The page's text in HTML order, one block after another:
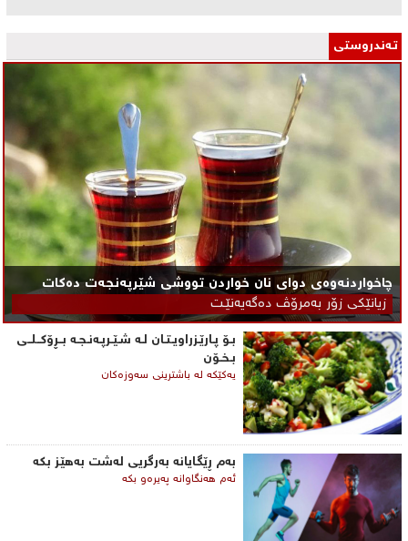
تـه‌ندروستی
چاخواردنەوەی دوای نان خواردن تووشی شێرپه‌نجه‌ت ده‌كات
زیانێكی زۆر به‌مرۆڤ ده‌گه‌یه‌نێـت
بـۆ پـارێـزراویـتـان لـه‌ شـێـرپـه‌نـجـه‌ بــڕۆكــلــی‌
بـخـۆن
یه‌كێكه‌ له‌ باشترینی‌ سه‌وزه‌كان
به‌م ڕێگایانه‌ به‌رگریی‌ له‌شت به‌هێز بكه‌
ئه‌م هه‌نگاوانه‌ په‌یره‌و بكه‌